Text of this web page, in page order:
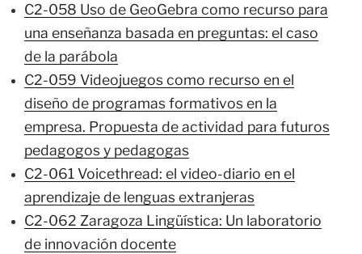
C2-058 Uso de GeoGebra como recurso para
una enseñanza basada en preguntas: el caso
de la parábola
C2-059 Videojuegos como recurso en el
diseño de programas formativos en la
empresa. Propuesta de actividad para futuros
pedagogos y pedagogas
C2-061 Voicethread: el video-diario en el
aprendizaje de lenguas extranjeras
C2-062 Zaragoza Lingüística: Un laboratorio
de innovación docente